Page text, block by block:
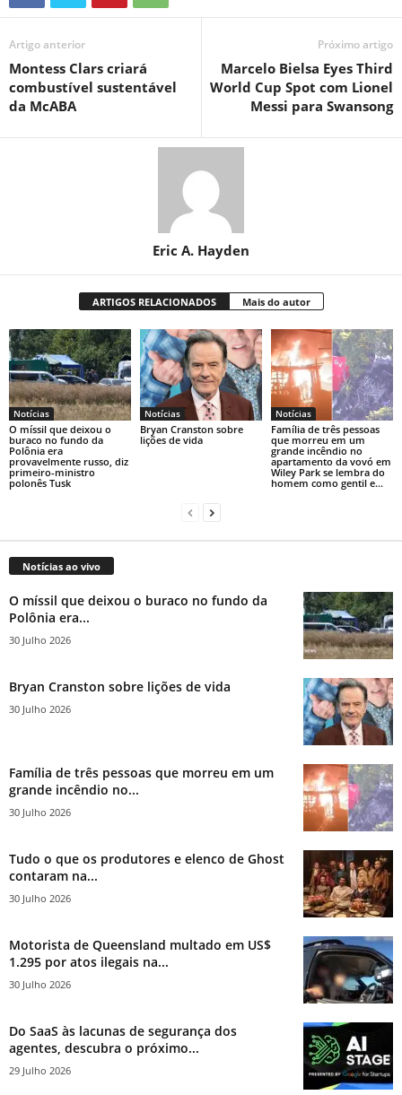
Artigo anterior
Montess Clars criará
combustível sustentável
da McABA
Próximo artigo
Marcelo Bielsa Eyes Third
World Cup Spot com Lionel
Messi para Swansong
Eric A. Hayden
ARTIGOS RELACIONADOS Mais do autor
Notícias
O míssil que deixou o
buraco no fundo da
Polônia era
provavelmente russo, diz
primeiro-ministro
polonês Tusk
Notícias
Bryan Cranston sobre
lições de vida
Notícias
Família de três pessoas
que morreu em um
grande incêndio no
apartamento da vovó em
Wiley Park se lembra do
homem como gentil e...
Notícias ao vivo
O míssil que deixou o buraco no fundo da
Polônia era...
30 Julho 2026
Bryan Cranston sobre lições de vida
30 Julho 2026
Família de três pessoas que morreu em um
grande incêndio no...
30 Julho 2026
Tudo o que os produtores e elenco de Ghost
contaram na...
30 Julho 2026
Motorista de Queensland multado em US$
1.295 por atos ilegais na...
30 Julho 2026
Do SaaS às lacunas de segurança dos
agentes, descubra o próximo...
29 Julho 2026